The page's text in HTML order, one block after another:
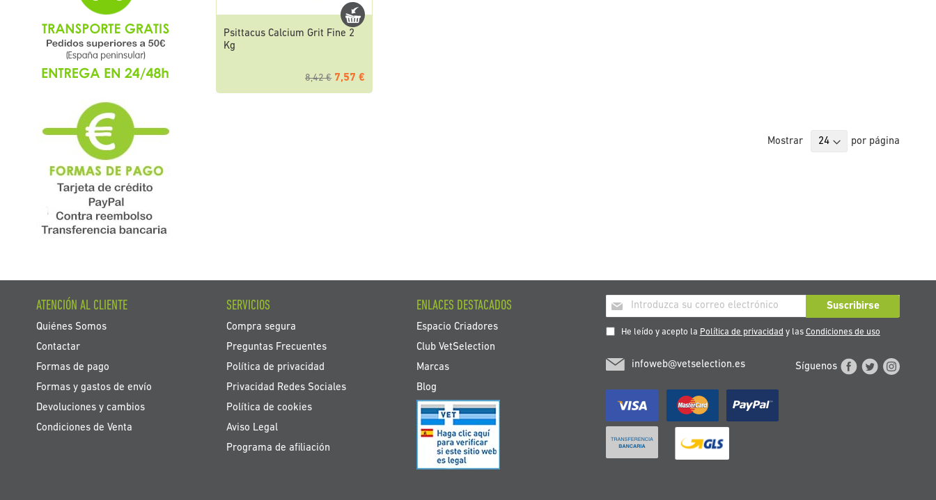
Psittacus Calcium Grit Fine 2
Kg
8,42 € 7,57 €
Mostrar por página
Inscríbase
a
nuestro
de
Suscribirse
He leído y acepto la Política de privacidad y las Condiciones de uso
ATENCIÓN AL CLIENTE
Quiénes Somos
Contactar
Formas de pago
Formas y gastos de envío
Devoluciones y cambios
Condiciones de Venta
SERVICIOS
Compra segura
Preguntas Frecuentes
Política de privacidad
Privacidad Redes Sociales
Política de cookies
Aviso Legal
Programa de afiliación
ENLACES DESTACADOS
Espacio Criadores
Club VetSelection
Marcas
Blog
infoweb@vetselection.es Síguenos